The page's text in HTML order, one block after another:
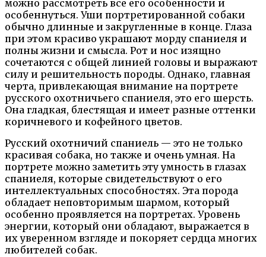
можно рассмотреть все его особенности и
особеннуться. Уши портретированной собаки
обычно длинные и закругленные в конце. Глаза
при этом красиво украшают морду спаниеля и
полны жизни и смысла. Рот и нос изящно
сочетаются с общей линией головы и выражают
силу и решительность породы. Однако, главная
черта, привлекающая внимание на портрете
русского охотничьего спаниеля, это его шерсть.
Она гладкая, блестящая и имеет разные оттенки
коричневого и кофейного цветов.
Русский охотничий спаниель — это не только
красивая собака, но также и очень умная. На
портрете можно заметить эту умность в глазах
спаниеля, которые свидетельствуют о его
интеллектуальных способностях. Эта порода
обладает неповторимым шармом, который
особенно проявляется на портретах. Уровень
энергии, который они обладают, выражается в
их уверенном взгляде и покоряет сердца многих
любителей собак.